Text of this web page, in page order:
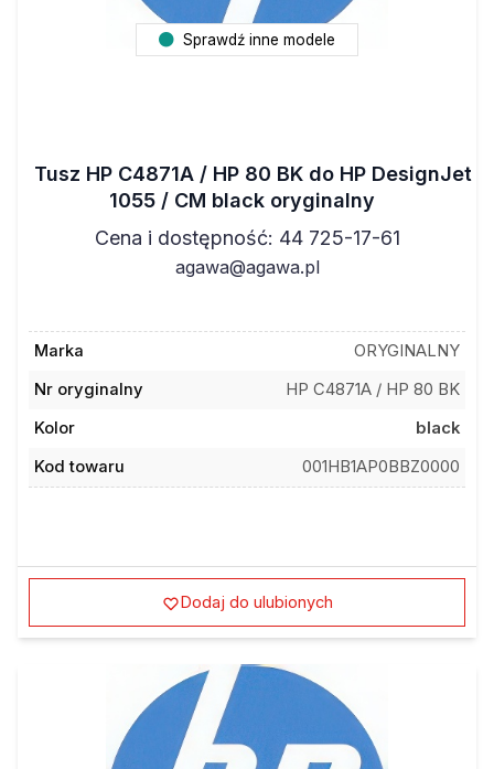
Sprawdź inne modele
Tusz HP C4871A / HP 80 BK do HP DesignJet
1055 / CM black oryginalny
Cena i dostępność: 44 725-17-61
agawa@agawa.pl
Marka
ORYGINALNY
Nr oryginalny
HP C4871A / HP 80 BK
Kolor
black
Kod towaru
001HB1AP0BBZ0000
Dodaj do ulubionych